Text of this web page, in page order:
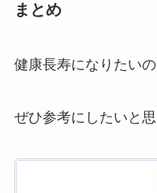
まとめ
健康長寿になりたい
ぜひ参考にしたいと思